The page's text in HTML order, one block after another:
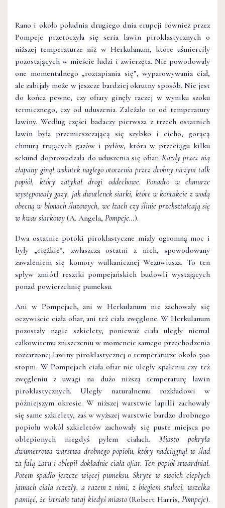
Rano i około południa drugiego dnia erupcji również przez
Pompeje przetoczyła się seria lawin piroklastycznych o
niższej temperaturze niż w Herkulanum, które uśmierciły
pozostających w mieście ludzi i zwierzęta. Nie powodowały
one momentalnego „roztapiania się”, wyparowywania ciał,
ale zabijały może w jeszcze bardziej okrutny sposób. Nie jest
do końca pewne, czy ofiary ginęły raczej w wyniku szoku
termicznego, czy od uduszenia. Zależało to od temperatury
lawiny. Według części badaczy pierwsza z trzech ostatnich
lawin była przemieszczającą się szybko i cicho, gorącą
chmurą trujących gazów i pyłów, która w przeciągu kilku
sekund doprowadzała do uduszenia się ofiar. Każdy przez nią
złapany ginął wskutek nagłego otoczenia przez drobny niczym talk
popiół, który zatykał drogi oddechowe. Ponadto w chmurze
występowały gazy, jak dwutlenek siarki, które w kontakcie z wodą
obecną w błonach śluzowych, we łzach czy ślinie przekształcają się
w kwas siarkowy (A. Angela, Pompeje…).
Dwa ostatnie potoki piroklastyczne miały ogromną moc i
były „ciężkie”, zwłaszcza ostatni z nich, spowodowany
zawaleniem się komory wulkanicznej Wezuwiusza. To ten
spływ zmiótł resztki pompejańskich budowli wystających
ponad powierzchnię pumeksu.
Ani w Pompejach, ani w Herkulanum nie zachowały się
oczywiście ciała ofiar, ani też ciała zwęglone. W Herkulanum
pozostały nagie szkielety, ponieważ ciała uległy niemal
całkowitemu zniszczeniu w momencie samego przechodzenia
rozżarzonej lawiny piroklastycznej o temperaturze około 500
stopni. W Pompejach ciała ofiar nie uległy spaleniu czy też
zwęgleniu z uwagi na dużo niższą temperaturę lawin
piroklastycznych. Uległy naturalnemu rozkładowi w
późniejszym okresie. W niższej warstwie lapilli zachowały
się same szkielety, zaś w wyższej warstwie bardzo drobnego
popiołu wokół szkieletów zachowały się puste miejsca po
oblepionych niegdyś pyłem ciałach. Miasto pokryła
dwumetrowa warstwa drobnego popiołu, który nadciągnął w ślad
za falą żaru i oblepił dokładnie ciała ofiar. Ten popiół stwardniał.
Potem spadło jeszcze więcej pumeksu. Skryte w swoich ciepłych
jamach ciała sczezły, a razem z nimi, z biegiem stuleci, wszelka
pamięć, że istniało tutaj kiedyś miasto(Robert Harris, Pompeje).